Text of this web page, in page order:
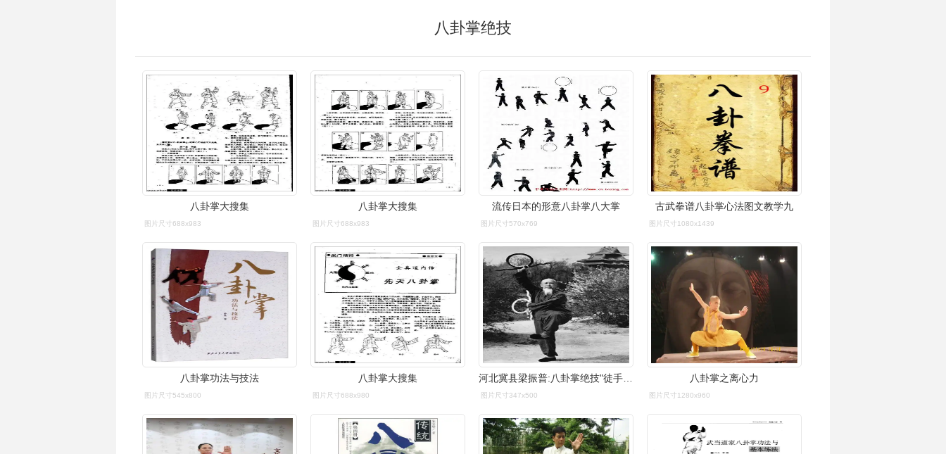
八卦掌绝技
八卦掌大搜集
图片尺寸688x983
八卦掌大搜集
图片尺寸688x983
流传日本的形意八卦掌八大掌
图片尺寸570x769
古武拳谱八卦掌心法图文教学九
图片尺寸1080x1439
八卦掌功法与技法
图片尺寸545x800
八卦掌大搜集
图片尺寸688x980
河北冀县梁振普:八卦掌绝技"徒手拔钉子"
图片尺寸347x500
八卦掌之离心力
图片尺寸1280x960